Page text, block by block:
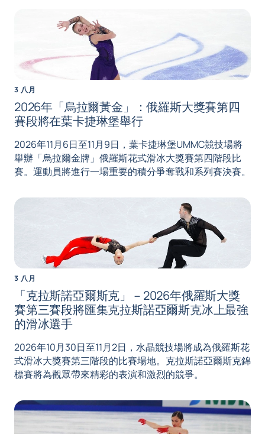
3 八月
2026年「烏拉爾黃金」：俄羅斯大獎賽第四
賽段將在葉卡捷琳堡舉行
2026年11月6日至11月9日，葉卡捷琳堡UMMC競技場將
舉辦「烏拉爾金牌」俄羅斯花式滑冰大獎賽第四階段比
賽。運動員將進行一場重要的積分爭奪戰和系列賽決賽。
3 八月
「克拉斯諾亞爾斯克」－2026年俄羅斯大獎
賽第三賽段將匯集克拉斯諾亞爾斯克冰上最強
的滑冰選手
2026年10月30日至11月2日，水晶競技場將成為俄羅斯花
式滑冰大獎賽第三階段的比賽場地。克拉斯諾亞爾斯克錦
標賽將為觀眾帶來精彩的表演和激烈的競爭。